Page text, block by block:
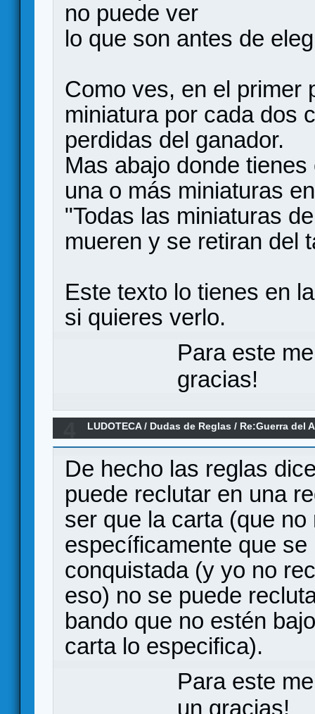
no puede ver
lo que son antes de
Como ves, en el primer
miniatura por cada dos
perdidas del ganador.
Mas abajo donde
una o más miniaturas
"Todas las miniaturas
mueren y se retiran del
Este texto lo tienes en
si quieres verlo.
Para este
gracias!
LUDOTECA/ Dudas de Reglas / Re:Guerra del
De hecho las reglas
puede reclutar en una
ser que la carta (que
específicamente que
conquistada (y yo no
eso) no se puede
bando que no estén
carta lo especifica).
Para este
un gracias!